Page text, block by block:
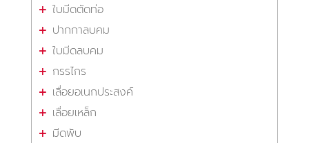
ใบมีดตัดท่อ
ปากกาลบคม
ใบมีดลบคม
กรรไกร
เลื่อยอเนกประสงค์
เลื่อยเหล็ก
มีดพับ